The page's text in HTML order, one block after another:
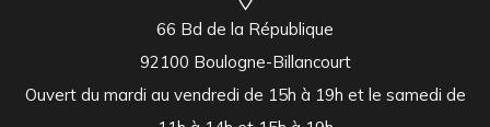
66 Bd de la République
92100 Boulogne-Billancourt
Ouvert du mardi au vendredi de 15h à 19h et le samedi de